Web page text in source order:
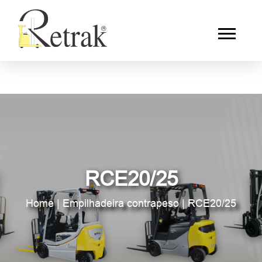
RCE20/25
Home| Empilhadeira contrapeso|RCE20/25